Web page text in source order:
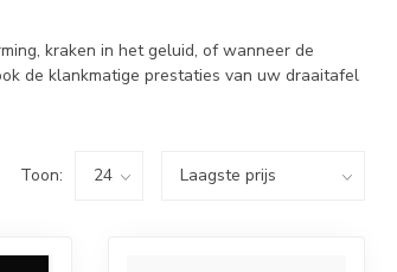
kraken in het geluid, of wanneer de
de klankmatige prestaties van uw draaitafel
Toon: